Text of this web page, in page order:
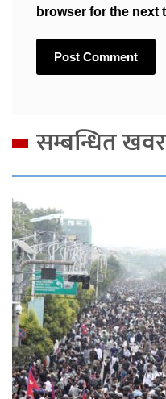
browser for the next
सम्बन्धित खवर